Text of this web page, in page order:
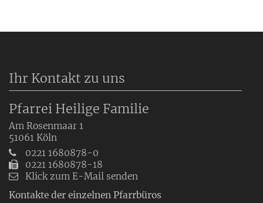
Ihr Kontakt zu uns
Pfarrei Heilige Familie
Am Rosenmaar 1
51061 Köln
0221 1680878-0
0221 1680878-18
Klick zum E-Mail senden
Kontakte der einzelnen Pfarrbüros